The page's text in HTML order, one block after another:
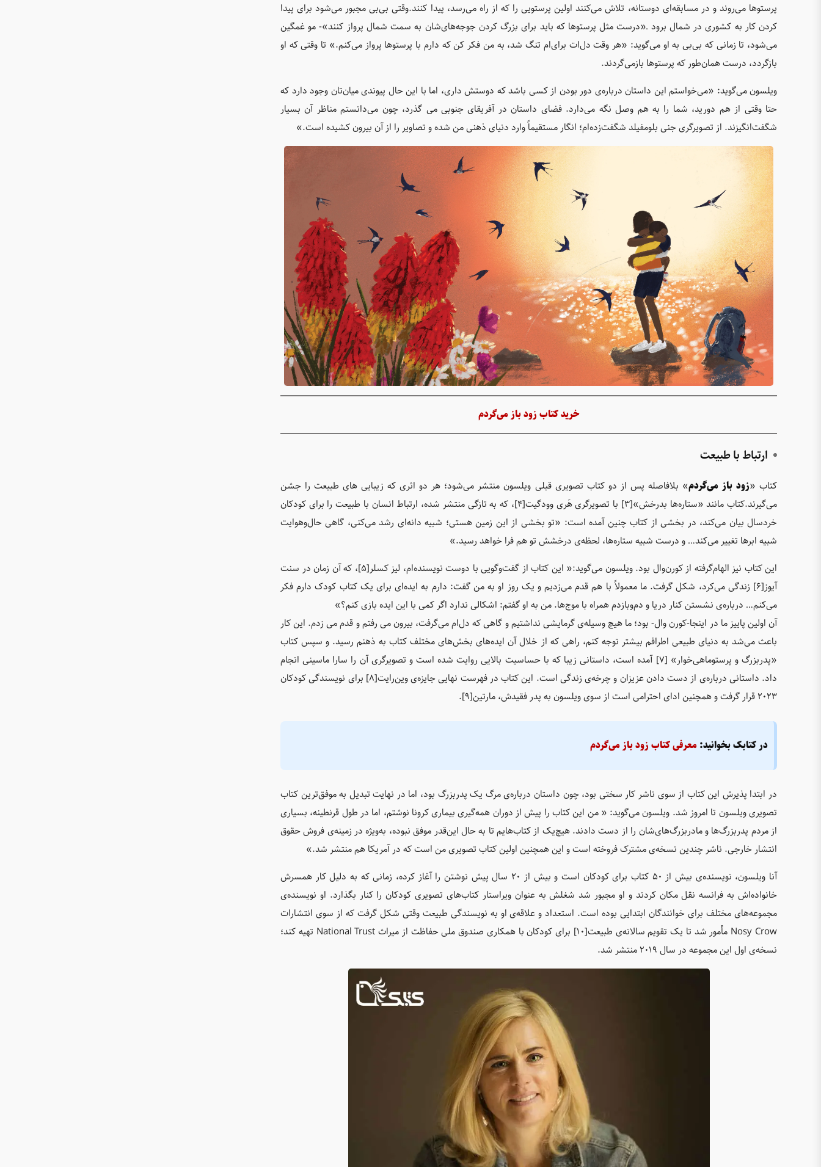
پرستو‌ها می‌روند و در مسابقه‌ای دوستانه، تلاش می‌کنند اولین پرستویی را که از راه می‌رسد، پیدا کنند.وقتی بی‌بی مجبور می‌شود برای پیدا
کردن کار به کشوری در شمال برود ـ«درست مثل پرستو‌ها که باید برای بزرگ کردن جوجه‌های‌شان به سمت شمال پرواز کنند»- مو غمگین
می‌شود، تا زمانی که بی‌بی به او می‌گوید: «هر وقت دل‌ات برای‌ام تنگ شد، به من فکر کن که دارم با پرستوها پرواز می‌کنم.» تا وقتی که او
بازگردد، درست همان‌طور که پرستوها بازمی‌گردند.
ویلسون می‌گوید: «می‌خواستم این داستان درباره‌ی دور بودن از کسی باشد که دوستش داری، اما با این حال پیوندی میان‌تان وجود دارد که
حتا وقتی از هم دورید، شما را به هم وصل نگه می‌دارد. فضای داستان در آفریقای جنوبی می گذرد، چون می‌دانستم مناظر آن بسیار
شگفت‌انگیزند. از تصویرگری جنی بلومفیلد شگفت‌زده‌ام؛ انگار مستقیماً وارد دنیای ذهنی من شده و تصاویر را از آن بیرون کشیده است.»
خرید کتاب زود باز می‌گردم
ارتباط با طبیعت
کتاب «زود باز می‌گردم» بلافاصله پس از دو کتاب تصویری قبلی ویلسون منتشر می‌شود؛ هر دو اثری که زیبایی های طبیعت را جشن
می‌گیرند.کتاب مانند «ستاره‌ها بدرخش»[3] با تصویرگری هَری وودگیت[4]، که به تازگی منتشر شده، ارتباط انسان با طبیعت را برای کودکان
خردسال بیان می‌کند، در بخشی از کتاب چنین آمده است: «تو بخشی از این زمین هستی؛ شبیه دانه‌ای رشد می‌کنی، گاهی حال‌و‌هوایت
شبیه ابرها تغییر می‌کند… و درست شبیه ستاره‌ها، لحظه‌ی درخشش تو هم فرا خواهد رسید.»
این کتاب نیز الهام‌گرفته از کورن‌وال بود. ویلسون می‌گوید:« این کتاب از گفت‌وگویی با دوست نویسنده‌ام، لیز کسلر[5]، که آن زمان در سنت
آیوز[6] زندگی می‌کرد، شکل گرفت. ما معمولاً با هم قدم می‌زدیم و یک روز او به من گفت: دارم به ایده‌ای برای یک کتاب کودک دارم فکر
می‌کنم… درباره‌ی نشستن کنار دریا و دم‌وبازدم همراه با موج‌ها. من به او گفتم: اشکالی ندارد اگر کمی با این ایده بازی کنم؟»
آن اولین پاییز ما در اینجا-کورن وال- بود؛ ما هیچ وسیله‌ی گرمایشی نداشتیم و گاهی که دل‌ام می‌گرفت، بیرون می رفتم و قدم می زدم. این کار
باعث می‌شد به دنیای طبیعی اطرافم بیشتر توجه کنم، راهی که از خلال آن ایده‌های بخش‌های مختلف کتاب به ذهنم رسید. و سپس کتاب
«پدربزرگ و پرستوماهی‌خوار» [7] آمده است، داستانی زیبا که با حساسیت بالایی روایت شده است و تصویرگری آن را سارا ماسینی انجام
داد. داستانی درباره‌ی از دست دادن عزیزان و چرخه‌ی زندگی است. این کتاب در فهرست نهایی جایزه‌ی وین‌رایت[8] برای نویسندگی کودکان
۲۰۲۳ قرار گرفت و همچنین ادای احترامی است از سوی ویلسون به پدر فقیدش، مارتین[9].
در کتابک بخوانید:معرفی کتاب زود باز می‌گردم
در ابتدا پذیرش این کتاب از سوی ناشر کار سختی بود، چون داستان درباره‌ی مرگ یک پدربزرگ بود، اما در نهایت تبدیل به موفق‌ترین کتاب
تصویری ویلسون تا امروز شد. ویلسون می‌گوید: « من این کتاب را پیش از دوران همه‌گیری بیماری کرونا نوشتم، اما در طول قرنطینه، بسیاری
از مردم پدربزرگ‌ها و مادربزرگ‌های‌شان را از دست دادند. هیچ‌یک از کتاب‌هایم تا به حال این‌قدر موفق نبوده، به‌ویژه در زمینه‌ی فروش حقوق
انتشار خارجی. ناشر چندین نسخه‌ی مشترک فروخته است و این همچنین اولین کتاب تصویری من است که در آمریکا هم منتشر شد.»
آنا ویلسون، نویسنده‌ی بیش از ۵۰ کتاب برای کودکان است و بیش از ۲۰ سال پیش نوشتن را آغاز کرده، زمانی که به دلیل کار همسرش
خانواده‌اش به فرانسه نقل مکان کردند و او مجبور شد شغلش به عنوان ویراستار کتاب‌های تصویری کودکان را کنار بگذارد. او نویسنده‌ی
مجموعه‌های مختلف برای خوانندگان ابتدایی بوده است. استعداد و علاقه‌ی او به نویسندگی طبیعت وقتی شکل گرفت که از سوی انتشارات
Nosy Crow مأمور شد تا یک تقویم سالانه‌ی طبیعت[10] برای کودکان با همکاری صندوق ملی حفاظت از میراث National Trust تهیه کند؛
نسخه‌ی اول این مجموعه در سال ۲۰۱۹ منتشر شد.